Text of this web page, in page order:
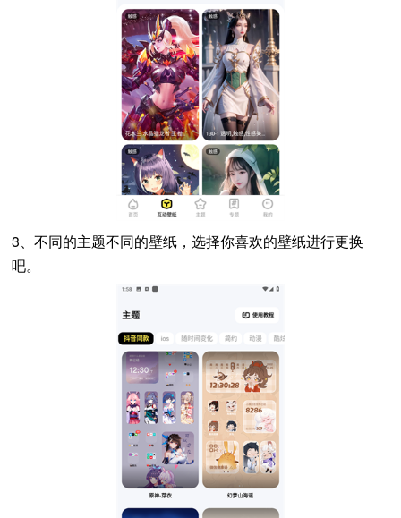
3、不同的主题不同的壁纸，选择你喜欢的壁纸进行更换
吧。